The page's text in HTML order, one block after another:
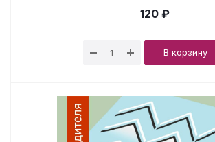
120 ₽
В корзину